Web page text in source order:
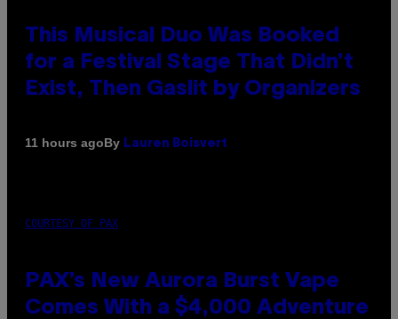
This Musical Duo Was Booked
for a Festival Stage That Didn’t
Exist, Then Gaslit by Organizers
11 hours agoBy Lauren Boisvert
COURTESY OF PAX
PAX’s New Aurora Burst Vape
Comes With a $4,000 Adventure